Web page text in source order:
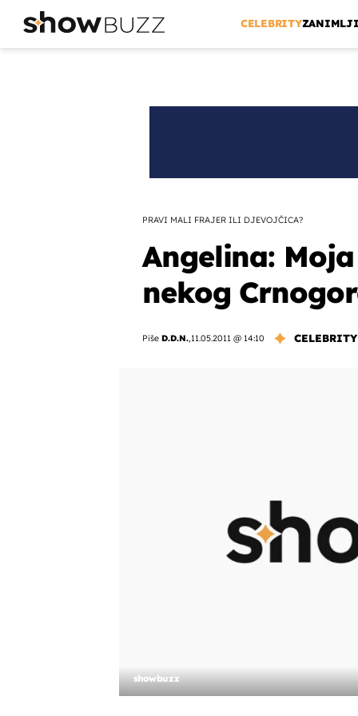
CELEBRITY
PRAVI MALI FRAJER ILI DJEVOJČICA?
Angelina:
nekog
Piše D.D.N.,11.05.2011 @ 14:10 CELEBRITY
showbuzz